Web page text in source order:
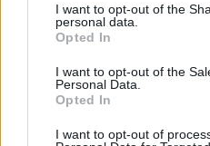
I want to opt-out of the
personal data.
Opted In
I want to opt-out of the
Personal Data.
Opted In
I want to opt-out of
«Τον καλωσορίζουμε
Παναγρινιακού και του